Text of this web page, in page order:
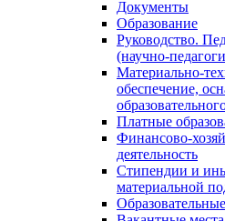
Документы
Образование
Руководство.
(научно-
Материально-
обеспечение,
Платные
Финансово-
деятельность
Стипендии и
материальной